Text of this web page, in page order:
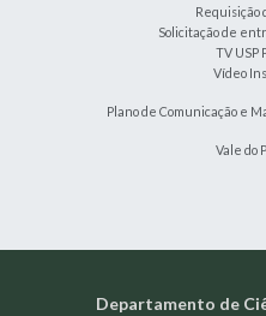
Requisição
Solicitação de
TV USP
Vídeo
Plano de Comunicação e
Vale do
Departamento de